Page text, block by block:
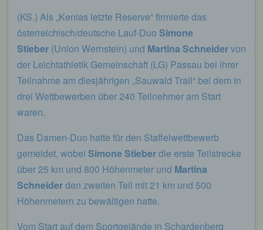
(KS.) Als „Kenias letzte Reserve“ firmierte das
österreichisch/deutsche Lauf-Duo Simone
Stieber (Union Wernstein) und Martina Schneidervon
der Leichtathletik Gemeinschaft (LG) Passau bei ihrer
Teilnahme am diesjährigen „Sauwald Trail“ bei dem in
drei Wettbewerben über 240 Teilnehmer am Start
waren.
Das Damen-Duo hatte für den Staffelwettbewerb
gemeldet, wobei Simone Stieberdie erste Teilstrecke
über 25 km und 800 Höhenmeter und Martina
Schneiderden zweiten Teil mit 21 km und 500
Höhenmetern zu bewältigen hatte.
Vom Start auf dem Sportgelände in Schardenberg
personenbezogenen Daten zu verarbeiten.
k) Einwilligung
Einwilligung ist jede von der betroffenen
Person freiwillig für den bestimmten Fall in
informierter Weise und unmissverständlich
die betroffene Person zu verstehen gibt, dass
sie mit der Verarbeitung der sie betreffenden
ist.